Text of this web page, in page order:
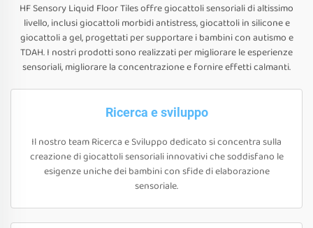
HF Sensory Liquid Floor Tiles offre giocattoli sensoriali di altissimo
livello, inclusi giocattoli morbidi antistress, giocattoli in silicone e
giocattoli a gel, progettati per supportare i bambini con autismo e
TDAH. I nostri prodotti sono realizzati per migliorare le esperienze
sensoriali, migliorare la concentrazione e fornire effetti calmanti.
Ricerca e sviluppo
Il nostro team Ricerca e Sviluppo dedicato si concentra sulla
creazione di giocattoli sensoriali innovativi che soddisfano le
esigenze uniche dei bambini con sfide di elaborazione
sensoriale.